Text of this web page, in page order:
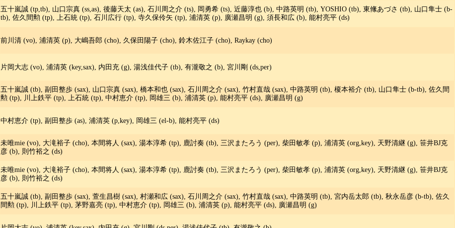
五十嵐誠 (tp,tb), 山口宗真 (ss,as), 後藤天太 (as), 石川周之介 (ts), 岡勇希 (ts), 近藤淳也 (b), 中路英明 (tb), YOSHIO (tb), 東絛あづさ (tb), 山口隼士 (b-
tb), 佐久間勲 (tp), 上石統 (tp), 石川広行 (tp), 寺久保伶矢 (tp), 浦清英 (p), 廣瀬昌明 (g), 須長和広 (b), 能村亮平 (ds)
前川清 (vo), 浦清英 (p), 大嶋吾郎 (cho), 久保田陽子 (cho), 鈴木佐江子 (cho), Raykay (cho)
片岡大志 (vo), 浦清英 (key,sax), 内田充 (g), 湯浅佳代子 (tb), 有瀧敬之 (b), 宮川剛 (ds,per)
五十嵐誠 (tb), 副田整歩 (sax), 山口宗真 (sax), 橋本和也 (sax), 石川周之介 (sax), 竹村直哉 (sax), 中路英明 (tb), 榎本裕介 (tb), 山口隼士 (b-tb), 佐久間
勲 (tp), 川上鉄平 (tp), 上石統 (tp), 中村恵介 (tp), 岡雄三 (b), 浦清英 (p), 能村亮平 (ds), 廣瀬昌明 (g)
中村恵介 (tp), 副田整歩 (as), 浦清英 (p,key), 岡雄三 (el-b), 能村亮平 (ds)
未唯mie (vo), 大滝裕子 (cho), 本間将人 (sax), 湯本淳希 (tp), 鹿討奏 (tb), 三沢またろう (per), 柴田敏孝 (p), 浦清英 (org,key), 天野清継 (g), 笹井BJ克
彦 (b), 則竹裕之 (ds)
未唯mie (vo), 大滝裕子 (cho), 本間将人 (sax), 湯本淳希 (tp), 鹿討奏 (tb), 三沢またろう (per), 柴田敏孝 (p), 浦清英 (org,key), 天野清継 (g), 笹井BJ克
彦 (b), 則竹裕之 (ds)
五十嵐誠 (tb), 副田整歩 (sax), 萱生昌樹 (sax), 村瀬和広 (sax), 石川周之介 (sax), 竹村直哉 (sax), 中路英明 (tb), 宮内岳太郎 (tb), 秋永岳彦 (b-tb), 佐久
間勲 (tp), 川上鉄平 (tp), 茅野嘉亮 (tp), 中村恵介 (tp), 岡雄三 (b), 浦清英 (p), 能村亮平 (ds), 廣瀬昌明 (g)